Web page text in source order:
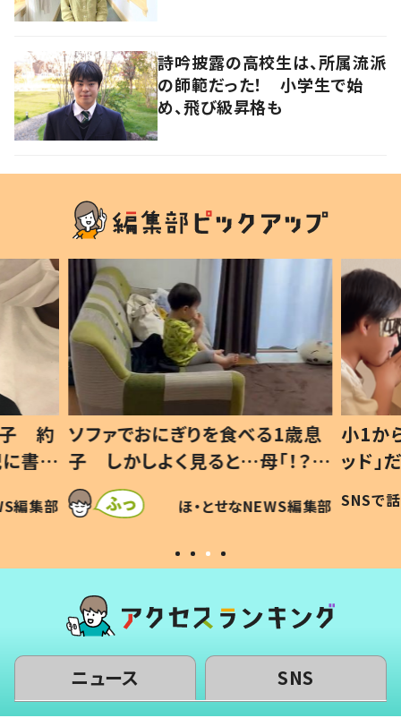
詩吟披露の高校生は、所属流派
の師範だった！ 小学生で始
め、飛び級昇格も
歳息
？」
編集部
小1から不登校、息子は「ギフテ
ッド」だった 父が“ウチ給食”を
作り続ける理由とは #令和の親
#令和の子
SNSで話題 ほ・とせなNEWS編集部
ひ孫
が、抱
「涙
い」
ニュース SNS